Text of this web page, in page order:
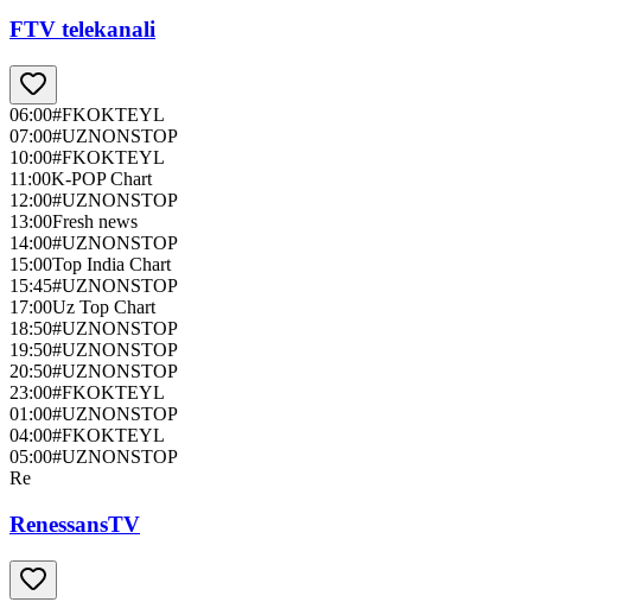
FTV telekanali
06:00#FKOKTEYL
07:00#UZNONSTOP
10:00#FKOKTEYL
11:00K-POP Chart
12:00#UZNONSTOP
13:00Fresh news
14:00#UZNONSTOP
15:00Top India Chart
15:45#UZNONSTOP
17:00Uz Top Chart
18:50#UZNONSTOP
19:50#UZNONSTOP
20:50#UZNONSTOP
23:00#FKOKTEYL
01:00#UZNONSTOP
04:00#FKOKTEYL
05:00#UZNONSTOP
Re
RenessansTV